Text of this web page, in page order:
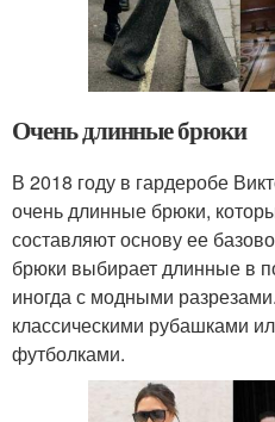
Очень длинные брюки
В 2018 году в гардеробе
очень длинные брюки,
составляют основу ее
брюки выбирает длинные в
иногда с модными
классическими рубашками
футболками.